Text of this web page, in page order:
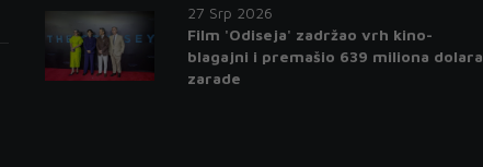
27 Srp 2026
Film 'Odiseja' zadržao vrh kino-
blagajni i premašio 639 miliona dolara
zarade